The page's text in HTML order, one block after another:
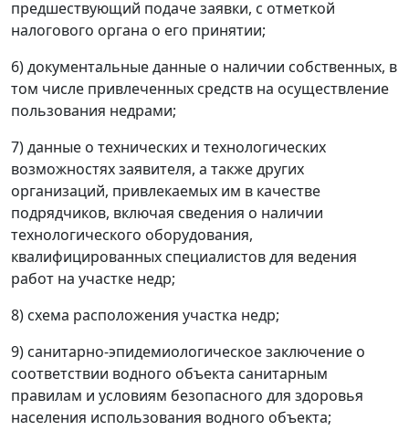
предшествующий подаче заявки, с отметкой
налогового органа о его принятии;
6) документальные данные о наличии собственных, в
том числе привлеченных средств на осуществление
пользования недрами;
7) данные о технических и технологических
возможностях заявителя, а также других
организаций, привлекаемых им в качестве
подрядчиков, включая сведения о наличии
технологического оборудования,
квалифицированных специалистов для ведения
работ на участке недр;
8) схема расположения участка недр;
9) санитарно-эпидемиологическое заключение о
соответствии водного объекта санитарным
правилам и условиям безопасного для здоровья
населения использования водного объекта;